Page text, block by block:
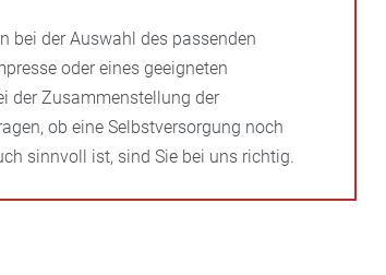
bei der Auswahl des passenden
oder eines geeigneten
der Zusammenstellung der
ob eine Selbstversorgung noch
sinnvoll ist, sind Sie bei uns richtig.